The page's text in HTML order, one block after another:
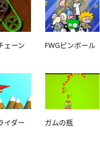
ェーン FWGピンボール
イダー
ガムの瓶